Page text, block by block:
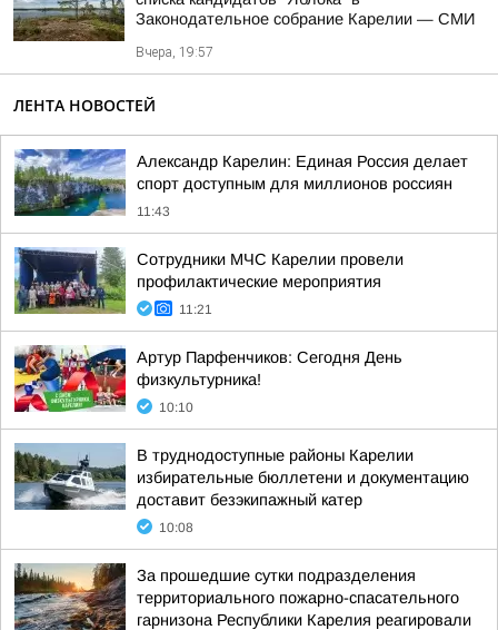
Законодательное собрание Карелии — СМИ
Вчера, 19:57
ЛЕНТА НОВОСТЕЙ
Александр Карелин: Единая Россия делает
спорт доступным для миллионов россиян
11:43
Сотрудники МЧС Карелии провели
профилактические мероприятия
11:21
Артур Парфенчиков: Сегодня День
физкультурника!
10:10
В труднодоступные районы Карелии
избирательные бюллетени и документацию
доставит безэкипажный катер
10:08
За прошедшие сутки подразделения
территориального пожарно-спасательного
гарнизона Республики Карелия реагировали